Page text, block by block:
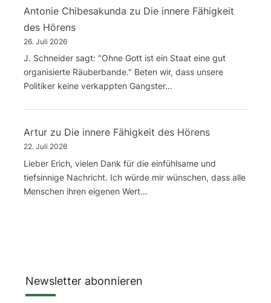
Antonie Chibesakunda zu Die innere Fähigkeit
des Hörens
26. Juli 2026
J. Schneider sagt: "Ohne Gott ist ein Staat eine gut
organisierte Räuberbande." Beten wir, dass unsere
Politiker keine verkappten Gangster…
Artur zu Die innere Fähigkeit des Hörens
22. Juli 2026
Lieber Erich, vielen Dank für die einfühlsame und
tiefsinnige Nachricht. Ich würde mir wünschen, dass alle
Menschen ihren eigenen Wert…
Newsletter abonnieren